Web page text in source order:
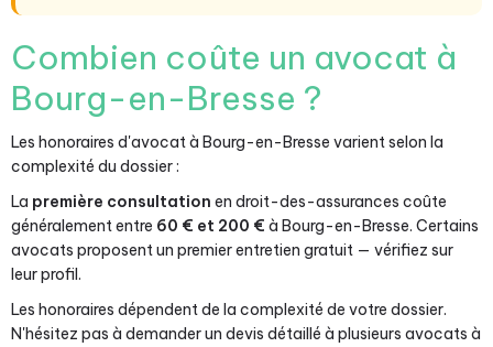
Combien coûte un avocat à
Bourg-en-Bresse ?
Les honoraires d'avocat à Bourg-en-Bresse varient selon la
complexité du dossier :
La première consultation en droit-des-assurances coûte
généralement entre 60 € et 200 € à Bourg-en-Bresse. Certains
avocats proposent un premier entretien gratuit — vérifiez sur
leur profil.
Les honoraires dépendent de la complexité de votre dossier.
N'hésitez pas à demander un devis détaillé à plusieurs avocats à